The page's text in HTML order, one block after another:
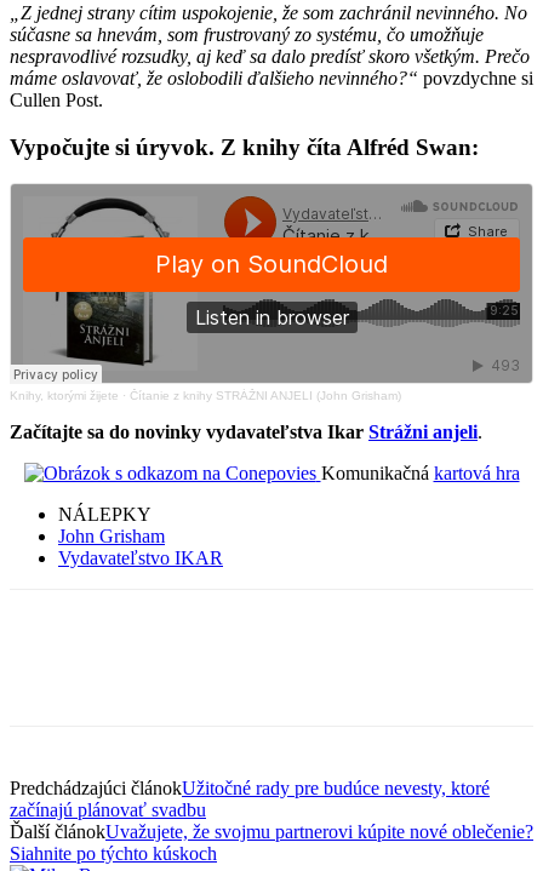
„Z jednej strany cítim uspokojenie, že som zachránil nevinného. No
súčasne sa hnevám, som frustrovaný zo systému, čo umožňuje
nespravodlivé rozsudky, aj keď sa dalo predísť skoro všetkým. Prečo
máme oslavovať, že oslobodili ďalšieho nevinného?“ povzdychne si
Cullen Post.
Vypočujte si úryvok. Z knihy číta Alfréd Swan:
Knihy, ktorými žijete · Čítanie z knihy STRÁŽNI ANJELI (John Grisham)
Začítajte sa do novinky vydavateľstva Ikar Strážni anjeli.
Komunikačná kartová hra
NÁLEPKY
John Grisham
Vydavateľstvo IKAR
Predchádzajúci článokUžitočné rady pre budúce nevesty, ktoré
začínajú plánovať svadbu
Ďalší článokUvažujete, že svojmu partnerovi kúpite nové oblečenie?
Siahnite po týchto kúskoch